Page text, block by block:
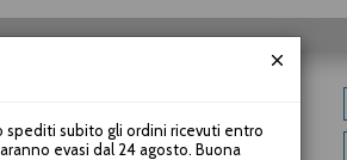
spediti subito gli ordini ricevuti entro
evasi dal 24 agosto. Buona